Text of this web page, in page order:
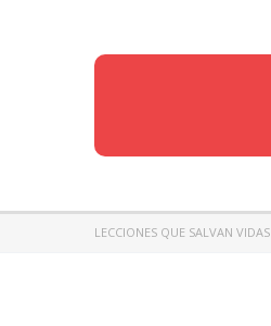
LECCIONES QUE SALVAN VIDAS